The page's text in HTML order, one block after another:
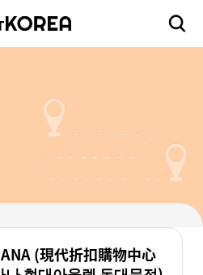
(現代折扣購物中心